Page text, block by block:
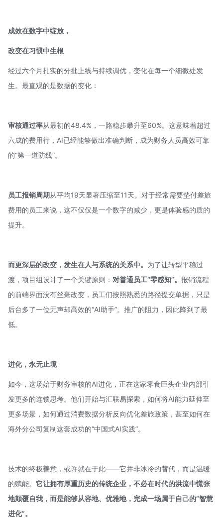
成效在数字中绽放，
改变在习惯中生根
经过六个月扎实的分批上线与持续调优，变化在每一个细微处发
生。最直观的是数据的变化：
审核通过率从最初的48.4%，一路稳步攀升至60%。这意味着超过
六成的费用行，AI已经能够做出准确判断，成为财务人员高效可靠
的“第一道防线”。
员工报销周期从平均19天显著压缩至11天。对于经常需要垫付差旅
费用的员工来说，这不仅仅是一个数字的减少，更是体验感的质的
提升。
而更深层的改变，发生在人与系统的关系中。 为了让转型平稳过
渡，项目组设计了一个关键原则： 对普通员工“零感知”。 报销流程
的前端界面没有丝毫改变，员工们按照熟悉的路径提交单据，只是
后台多了一位无声却高效的“AI助手”。推广的阻力，因此降到了最
低。
进化，永无止境
如今，这场始于财务审核的AI进化，正在这家零食巨头企业内部引
发更多的连锁思考。他们开始与汇联易探索，如何将AI能力延伸至
更多场景，如何通过消费数据分析反向优化差旅政策，甚至如何在
海外分公司复制这套成功的“中国式AI实践”。
技术的终极善意，或许就在于此——它并非冰冷的替代，而是温暖
的赋能。 它让拥有厚重历史的传统企业，不必在时代的洪流中慌张
地颠覆自我，而是能够从容地、优雅地，完成一场属于自己的“智慧
进化”。